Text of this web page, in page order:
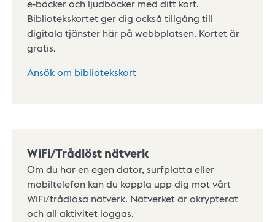
e-böcker och ljudböcker med ditt kort.
Bibliotekskortet ger dig också tillgång till
digitala tjänster här på webbplatsen. Kortet är
gratis.
Ansök om bibliotekskort
WiFi/Trådlöst nätverk
Om du har en egen dator, surfplatta eller
mobiltelefon kan du koppla upp dig mot vårt
WiFi/trådlösa nätverk. Nätverket är okrypterat
och all aktivitet loggas.